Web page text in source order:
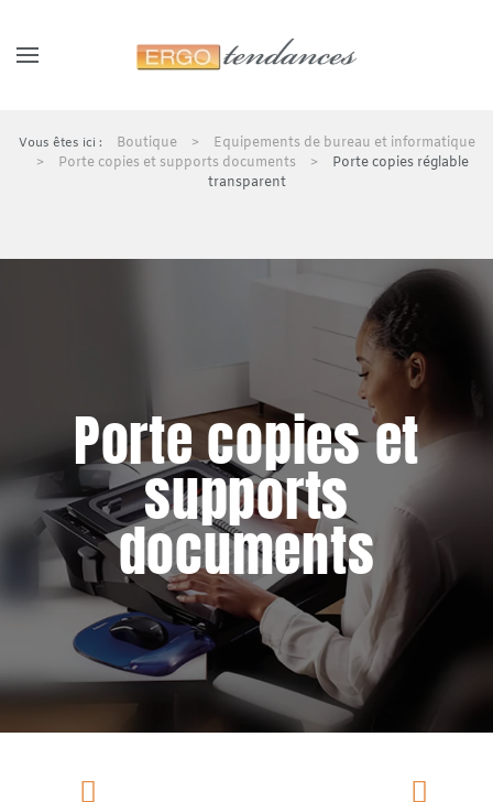
Skip to main content
Boutique
Equipements de bureau et informatique
Porte copies et supports documents
Porte copies réglable
transparent
Porte copies et
supports
documents